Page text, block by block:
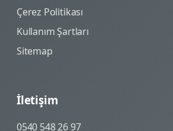
Çerez Politikası
Kullanım Şartları
Sitemap
İletişim
0540 548 26 97